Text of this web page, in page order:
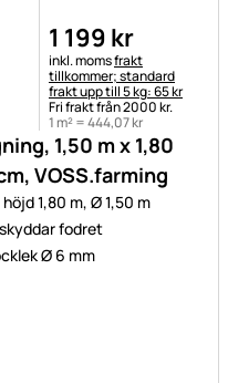
1,50 m x 1,80
VOSS.farming
1,80 m, Ø 1,50 m
fodret
Ø 6 mm
1 199 kr
Skatteinformation:
inkl. momsfrakt
tillkommer; standard
frakt upp till 5 kg: 65 kr
Fri frakt från 2000 kr.
1 m² =444,07kr